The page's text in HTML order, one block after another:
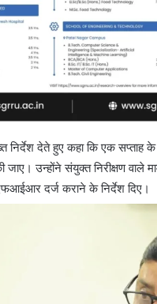
देते हुए कहा कि एक सप्ताह
जाए। उन्होंने संयुक्त निरीक्षण वाले
दर्ज कराने के निर्देश दिए।